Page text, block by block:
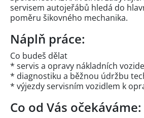
servisem autojeřábů hledá do
poměru šikovného mechanika.
Náplň práce:
Co budeš dělat
* servis a opravy nákladních
* diagnostiku a běžnou údržbu
* výjezdy servisním vozidlem k
Co od Vás očekáváme: